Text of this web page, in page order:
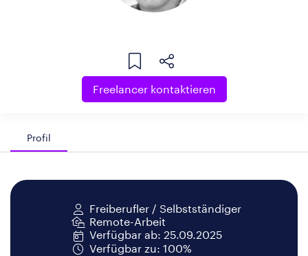
Freelancer kontaktieren
Profil
Freiberufler / Selbstständiger
Remote-Arbeit
Verfügbar ab: 25.09.2025
Verfügbar zu: 100%